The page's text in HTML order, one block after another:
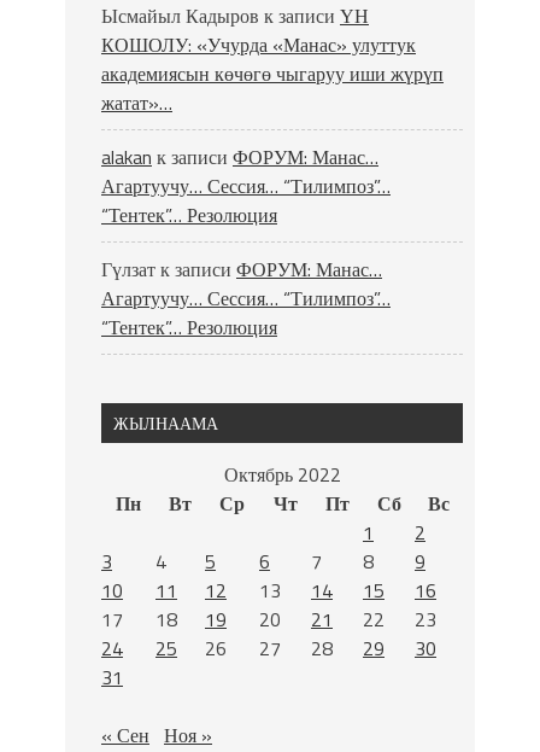
Ысмайыл Кадыров к записи ҮН
КОШОЛУ: «Учурда «Манас» улуттук
академиясын көчөгө чыгаруу иши жүрүп
жатат»…
alakan к записи ФОРУМ: Манас…
Агартуучу… Сессия… “Тилимпоз”…
“Тентек”… Резолюция
Гүлзатк записи ФОРУМ: Манас…
Агартуучу… Сессия… “Тилимпоз”…
“Тентек”… Резолюция
ЖЫЛНААМА
Октябрь 2022
Пн
Вт Ср Чт Пт Сб
Вс
1
2
3
4 5 6 7 8
9
10
11 12 13 14 15
16
17
18 19 20 21 22
23
24
25 26 27 28 29
30
31
« Сен Ноя »